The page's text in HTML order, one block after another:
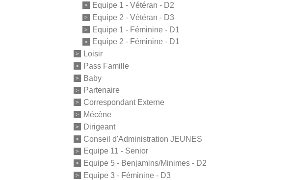
Equipe 1 - Vétéran - D2
Equipe 2 - Vétéran - D3
Equipe 1 - Féminine - D1
Equipe 2 - Féminine - D1
Loisir
Pass Famille
Baby
Partenaire
Correspondant Externe
Mécène
Dirigeant
Conseil d'Administration JEUNES
Equipe 11 - Senior
Equipe 5 - Benjamins/Minimes - D2
Equipe 3 - Féminine - D3